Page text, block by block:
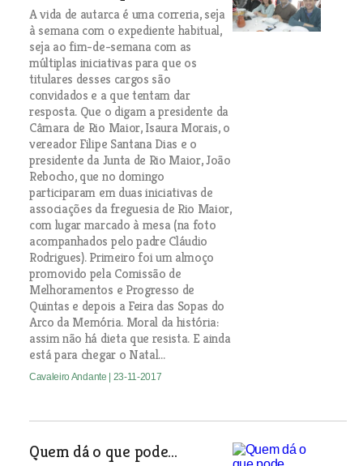
A vida de autarca é uma correria, seja
à semana com o expediente habitual,
seja ao fim-de-semana com as
múltiplas iniciativas para que os
titulares desses cargos são
convidados e a que tentam dar
resposta. Que o digam a presidente da
Câmara de Rio Maior, Isaura Morais, o
vereador Filipe Santana Dias e o
presidente da Junta de Rio Maior, João
Rebocho, que no domingo
participaram em duas iniciativas de
associações da freguesia de Rio Maior,
com lugar marcado à mesa (na foto
acompanhados pelo padre Cláudio
Rodrigues). Primeiro foi um almoço
promovido pela Comissão de
Melhoramentos e Progresso de
Quintas e depois a Feira das Sopas do
Arco da Memória. Moral da história:
assim não há dieta que resista. E ainda
está para chegar o Natal...
Cavaleiro Andante | 23-11-2017
Quem dá o que pode...